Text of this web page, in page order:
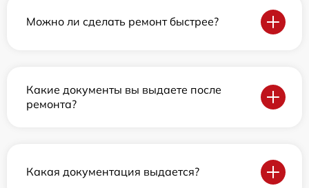
Можно ли сделать ремонт быстрее?
Какие документы вы выдаете после
ремонта?
Какая документация выдается?